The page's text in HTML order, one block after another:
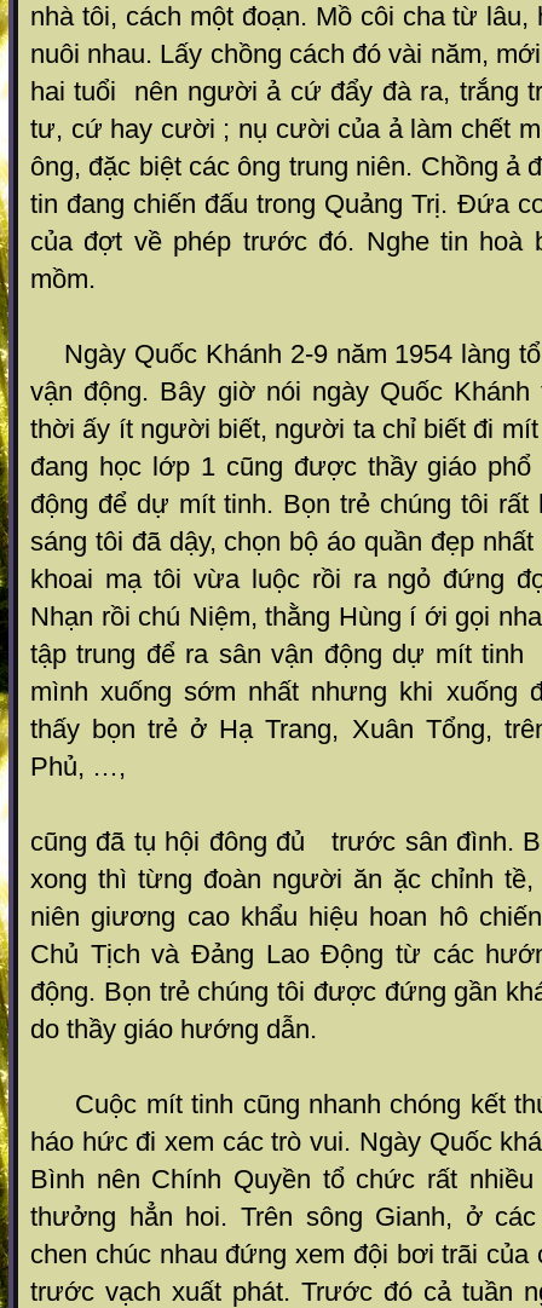
nhà tôi, cách một đoạn. Mồ côi cha từ lâu,
nuôi nhau. Lấy chồng cách đó vài năm,
hai tuổi nên người ả cứ đẩy đà ra, trắng
tư, cứ hay cười ; nụ cười của ả làm chết
ông, đặc biệt các ông trung niên. Chồng ả
tin đang chiến đấu trong Quảng Trị. Đứa
của đợt về phép trước đó. Nghe tin hoà
mồm.
Ngày Quốc Khánh 2-9 năm 1954 làng
vận động. Bây giờ nói ngày Quốc
thời ấy ít người biết, người ta chỉ biết đi
đang học lớp 1 cũng được thầy giáo phổ
động để dự mít tinh. Bọn trẻ chúng tôi
sáng tôi đã dậy, chọn bộ áo quần đẹp
khoai mạ tôi vừa luộc rồi ra ngỏ đứng
Nhạn rồi chú Niệm, thằng Hùng í ới gọi
tập trung để ra sân vận động dự mít
mình xuống sớm nhất nhưng khi xuống
thấy bọn trẻ ở Hạ Trang, Xuân Tổng,
Phủ, …,
cũng đã tụ hội đông đủ trước sân đình.
xong thì từng đoàn người ăn ặc chỉnh
niên giương cao khẩu hiệu hoan hô
Chủ Tịch và Đảng Lao Động từ các
động. Bọn trẻ chúng tôi được đứng gần
do thầy giáo hướng dẫn.
Cuộc mít tinh cũng nhanh chóng kết
háo hức đi xem các trò vui. Ngày Quốc
Bình nên Chính Quyền tổ chức rất
thưởng hẳn hoi. Trên sông Gianh, ở
chen chúc nhau đứng xem đội bơi trãi của
trước vạch xuất phát. Trước đó cả tuần